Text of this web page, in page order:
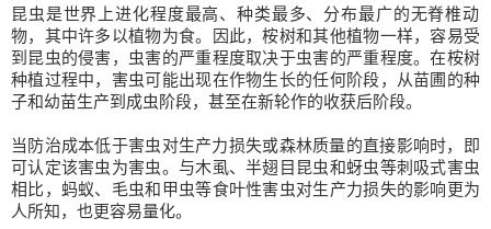
昆虫是世界上进化程度最高、种类最多、分布最广的无脊椎动
物，其中许多以植物为食。因此，桉树和其他植物一样，容易受
到昆虫的侵害，虫害的严重程度取决于虫害的严重程度。在桉树
种植过程中，害虫可能出现在作物生长的任何阶段，从苗圃的种
子和幼苗生产到成虫阶段，甚至在新轮作的收获后阶段。
当防治成本低于害虫对生产力损失或森林质量的直接影响时，即
可认定该害虫为害虫。与木虱、半翅目昆虫和蚜虫等刺吸式害虫
相比，蚂蚁、毛虫和甲虫等食叶性害虫对生产力损失的影响更为
人所知，也更容易量化。